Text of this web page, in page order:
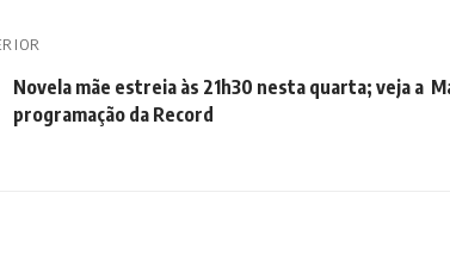
Novela mãe estreia às 21h30 nesta quarta; veja a
programação da Record